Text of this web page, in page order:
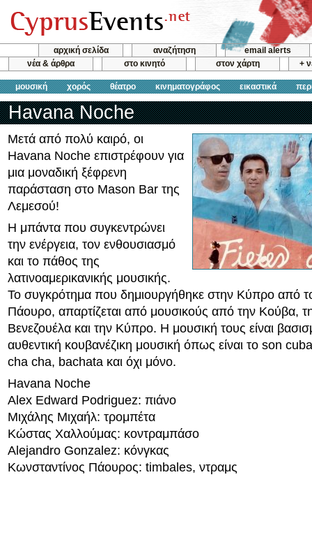
αρχική σελίδα αναζήτηση
email alerts
νέα & άρθρα
στο κινητό στον χάρτη +
μουσική χορός θέατρο κινηματογράφος εικαστικά
Havana Noche
Μετά από πολύ καιρό, οι
Havana Noche επιστρέφουν για
μια μοναδική ξέφρενη
παράσταση στο Mason Bar της
Λεμεσού!
Η μπάντα που συγκεντρώνει
την ενέργεια, τον ενθουσιασμό
και το πάθος της
λατινοαμερικανικής μουσικής.
Το συγκρότημα που δημιουργήθηκε στην Κύπρο από
Πάουρο, απαρτίζεται από μουσικούς από την Κούβα,
Βενεζουέλα και την Κύπρο. Η μουσική τους είναι
αυθεντική κουβανέζικη μουσική όπως είναι το son
cha cha, bachata και όχι μόνο.
Havana Noche
Αlex Εdward Ρodriguez: πιάνο
Μιχάλης Μιχαήλ: τρομπέτα
Κώστας Χαλλούμας: κοντραμπάσο
Alejandro Gonzalez: κόνγκας
Κωνσταντίνος Πάουρος: timbales, ντραμς